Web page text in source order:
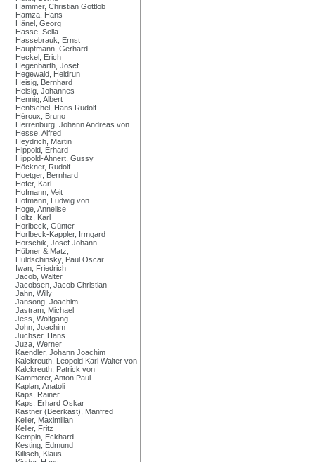
Hammer, Christian Gottlob
Hamza, Hans
Hänel, Georg
Hasse, Sella
Hassebrauk, Ernst
Hauptmann, Gerhard
Heckel, Erich
Hegenbarth, Josef
Hegewald, Heidrun
Heisig, Bernhard
Heisig, Johannes
Hennig, Albert
Hentschel, Hans Rudolf
Héroux, Bruno
Herrenburg, Johann Andreas von
Hesse, Alfred
Heydrich, Martin
Hippold, Erhard
Hippold-Ahnert, Gussy
Höckner, Rudolf
Hoetger, Bernhard
Hofer, Karl
Hofmann, Veit
Hofmann, Ludwig von
Hoge, Annelise
Holtz, Karl
Horlbeck, Günter
Horlbeck-Kappler, Irmgard
Horschik, Josef Johann
Hübner & Matz,
Huldschinsky, Paul Oscar
Iwan, Friedrich
Jacob, Walter
Jacobsen, Jacob Christian
Jahn, Willy
Jansong, Joachim
Jastram, Michael
Jess, Wolfgang
John, Joachim
Jüchser, Hans
Juza, Werner
Kaendler, Johann Joachim
Kalckreuth, Leopold Karl Walter von
Kalckreuth, Patrick von
Kammerer, Anton Paul
Kaplan, Anatoli
Kaps, Rainer
Kaps, Erhard Oskar
Kastner (Beerkast), Manfred
Keller, Maximilian
Keller, Fritz
Kempin, Eckhard
Kesting, Edmund
Killisch, Klaus